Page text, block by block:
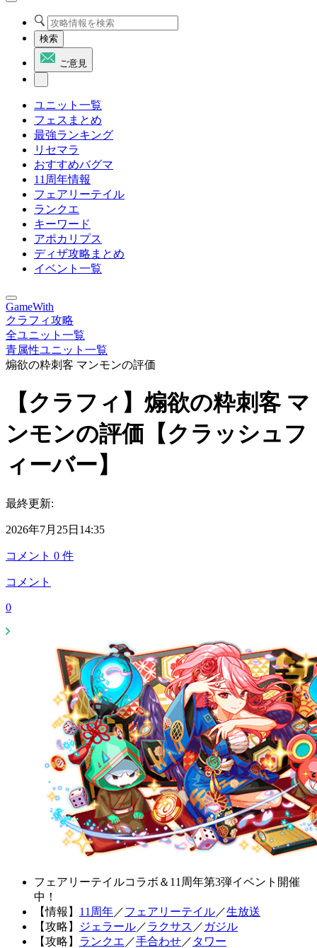
検索
ご意見
ユニット一覧
フェスまとめ
最強ランキング
リセマラ
おすすめバグマ
11周年情報
フェアリーテイル
ランクエ
キーワード
アポカリプス
ディザ攻略まとめ
イベント一覧
GameWith
クラフィ攻略
全ユニット一覧
青属性ユニット一覧
煽欲の粋刺客 マンモンの評価
【クラフィ】煽欲の粋刺客 マ
ンモンの評価【クラッシュフ
ィーバー】
最終更新:
2026年7月25日14:35
コメント 0 件
コメント
0
フェアリーテイルコラボ＆11周年第3弾イベント開催
中！
【情報】 11周年／フェアリーテイル／生放送
【攻略】
ジェラール／ラクサス ／ ガジル
【攻略】 ランクエ ／手合わせ／ タワー